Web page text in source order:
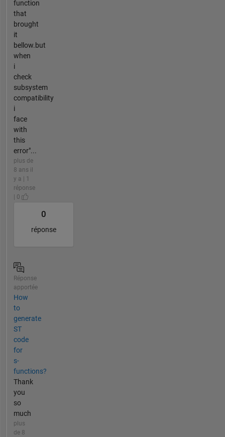
function
that
brought
it
bellow.but
when
i
check
subsystem
compatibility
i
face
with
this
error"...
plus de
8 ans il
y a | 1
réponse
| 0
0
réponse
Réponse
apportée
How
to
generate
ST
code
for
s-
functions?
Thank
you
so
much
plus
de 8